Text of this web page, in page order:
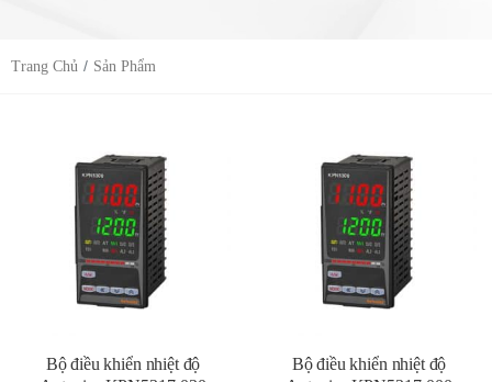
Trang Chủ Sản Phẩm
Bộ điều khiển nhiệt độ
Bộ điều khiển nhiệt độ